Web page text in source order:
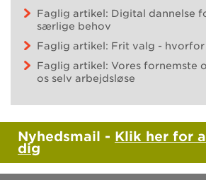
Faglig artikel: Digital dannelse
særlige behov
Faglig artikel: Frit valg -
Faglig artikel: Vores fornemste
os selv arbejdsløse
Nyhedsmail - Klik her for
dig